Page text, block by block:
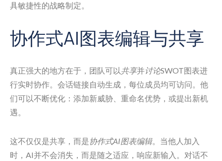
具敏捷性的战略制定。
协作式AI图表编辑与共享
真正强大的地方在于，团队可以共享并讨论SWOT图表进
行实时协作。会话链接自动生成，每位成员均可访问。他
们可以不断优化：添加新威胁、重命名优势，或提出新机
遇。
这不仅仅是共享，而是协作式AI图表编辑。当他人加入
时，AI并不会消失，而是随之适应，响应新输入。对话不